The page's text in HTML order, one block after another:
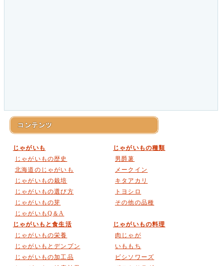
じゃがいも
じゃがいもの歴史
北海道のじゃがいも
じゃがいもの栽培
じゃがいもの選び方
じゃがいもの芽
じゃがいもQ＆A
じゃがいもの種類
男爵薯
メークイン
キタアカリ
トヨシロ
その他の品種
じゃがいもと食生活
じゃがいもの栄養
じゃがいもとデンプン
じゃがいもの加工品
じゃがいもの料理
肉じゃが
いももち
ビシソワーズ